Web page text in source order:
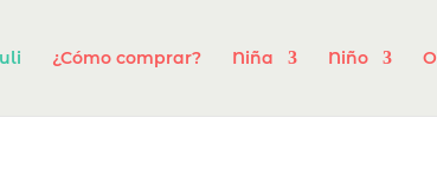
¿Cómo comprar? Niña Niño